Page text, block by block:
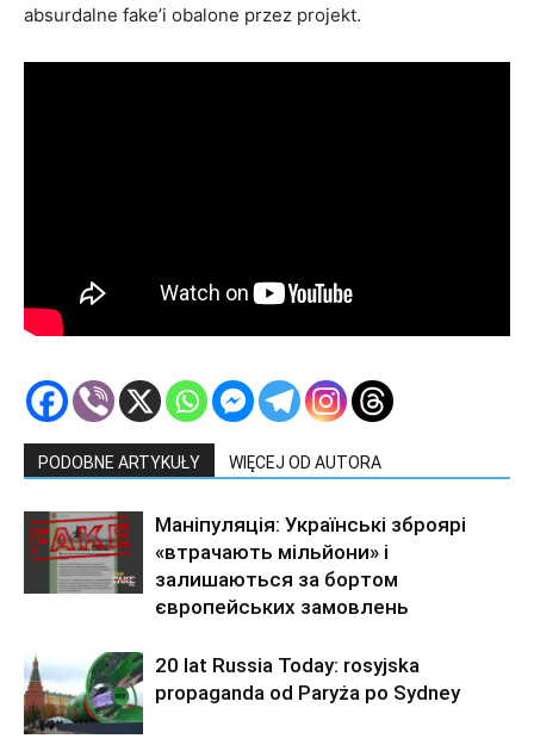
absurdalne fake’i obalone przez projekt.
PODOBNE ARTYKUŁY WIĘCEJ OD AUTORA
Маніпуляція: Українські зброярі
«втрачають мільйони» і
залишаються за бортом
європейських замовлень
20 lat Russia Today: rosyjska
propaganda od Paryża po Sydney